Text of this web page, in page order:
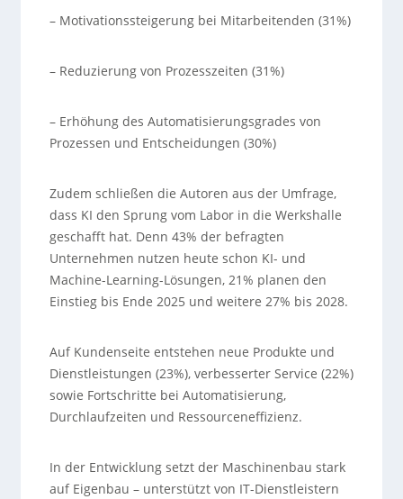
– Motivationssteigerung bei Mitarbeitenden (31%)
– Reduzierung von Prozesszeiten (31%)
– Erhöhung des Automatisierungsgrades von
Prozessen und Entscheidungen (30%)
Zudem schließen die Autoren aus der Umfrage,
dass KI den Sprung vom Labor in die Werkshalle
geschafft hat. Denn 43% der befragten
Unternehmen nutzen heute schon KI- und
Machine-Learning-Lösungen, 21% planen den
Einstieg bis Ende 2025 und weitere 27% bis 2028.
Auf Kundenseite entstehen neue Produkte und
Dienstleistungen (23%), verbesserter Service (22%)
sowie Fortschritte bei Automatisierung,
Durchlaufzeiten und Ressourceneffizienz.
In der Entwicklung setzt der Maschinenbau stark
auf Eigenbau – unterstützt von IT-Dienstleistern